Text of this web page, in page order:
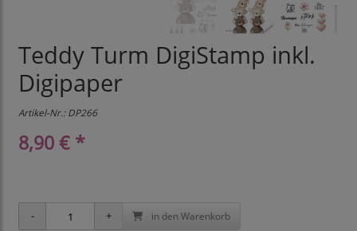
Teddy Turm DigiStamp inkl.
Digipaper
Artikel-Nr.:DP266
8,90 € *
in den Warenkorb